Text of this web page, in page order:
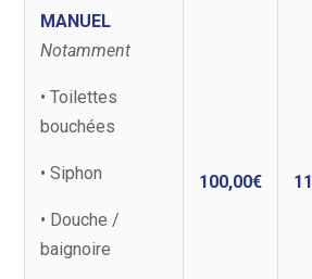
MANUEL
Notamment
• Toilettes
bouchées
• Siphon
• Douche /
baignoire
100,00€